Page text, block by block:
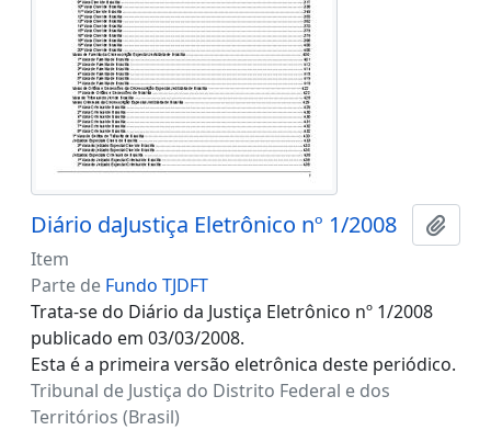
Diário daJustiça Eletrônico nº 1/2008
Item
Parte de Fundo TJDFT
Trata-se do Diário da Justiça Eletrônico nº 1/2008
publicado em 03/03/2008.
Esta é a primeira versão eletrônica deste periódico.
Tribunal de Justiça do Distrito Federal e dos
Territórios (Brasil)